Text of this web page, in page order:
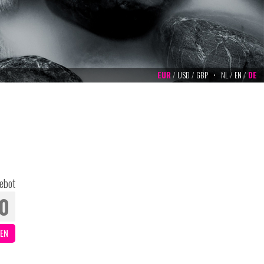
EUR/ USD / GBP • NL/ EN/ DE